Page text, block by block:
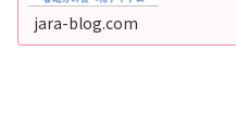
jara-blog.com